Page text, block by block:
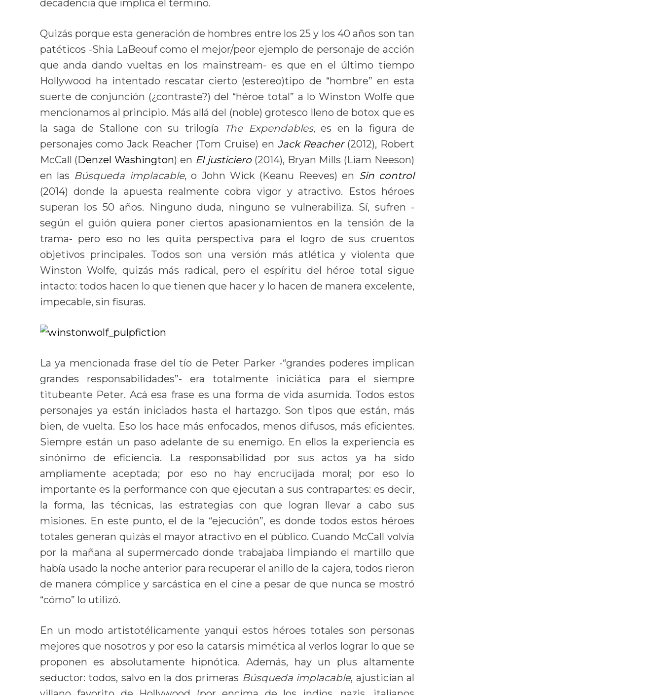
decadencia que implica el término.
Quizás porque esta generación de hombres entre los 25 y los 40 años son tan
patéticos -Shia LaBeouf como el mejor/peor ejemplo de personaje de acción
que anda dando vueltas en los mainstream- es que en el último tiempo
Hollywood ha intentado rescatar cierto (estereo)tipo de “hombre” en esta
suerte de conjunción (¿contraste?) del “héroe total” a lo Winston Wolfe que
mencionamos al principio. Más allá del (noble) grotesco lleno de botox que es
la saga de Stallone con su trilogía
The Expendables, es en la figura de
personajes como Jack Reacher (Tom Cruise) en Jack Reacher(2012), Robert
McCall (Denzel Washington) en El justiciero(2014), Bryan Mills (Liam Neeson)
en las Búsqueda implacable, o John Wick (Keanu Reeves) en Sin control
(2014) donde la apuesta realmente cobra vigor y atractivo. Estos héroes
superan los 50 años. Ninguno duda, ninguno se vulnerabiliza. Sí, sufren -
según el guión quiera poner ciertos apasionamientos en la tensión de la
trama- pero eso no les quita perspectiva para el logro de sus cruentos
objetivos principales. Todos son una versión más atlética y violenta que
Winston Wolfe, quizás más radical, pero el espíritu del héroe total sigue
intacto: todos hacen lo que tienen que hacer y lo hacen de manera excelente,
impecable, sin fisuras.
La ya mencionada frase del tío de Peter Parker -“grandes poderes implican
grandes responsabilidades”- era totalmente iniciática para el siempre
titubeante Peter. Acá esa frase es una forma de vida asumida. Todos estos
personajes ya están iniciados hasta el hartazgo. Son tipos que están, más
bien, de vuelta. Eso los hace más enfocados, menos difusos, más eficientes.
Siempre están un paso adelante de su enemigo. En ellos la experiencia es
sinónimo de eficiencia. La responsabilidad por sus actos ya ha sido
ampliamente aceptada; por eso no hay encrucijada moral; por eso lo
importante es la performance con que ejecutan a sus contrapartes: es decir,
la forma, las técnicas, las estrategias con que logran llevar a cabo sus
misiones. En este punto, el de la “ejecución”, es donde todos estos héroes
totales generan quizás el mayor atractivo en el público. Cuando McCall volvía
por la mañana al supermercado donde trabajaba limpiando el martillo que
había usado la noche anterior para recuperar el anillo de la cajera, todos rieron
de manera cómplice y sarcástica en el cine a pesar de que nunca se mostró
“cómo” lo utilizó.
En un modo artistotélicamente yanqui estos héroes totales son personas
mejores que nosotros y por eso la catarsis mimética al verlos lograr lo que se
proponen es absolutamente hipnótica. Además, hay un plus altamente
seductor: todos, salvo en la dos primeras Búsqueda implacable, ajustician al